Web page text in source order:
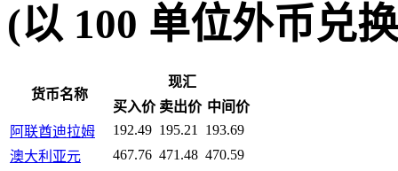
(以 100 单位外币兑
货币名称
现汇
买入价 卖出价 中间价
阿联酋迪拉姆
192.49 195.21
193.69
澳大利亚元
467.76 471.48 470.59